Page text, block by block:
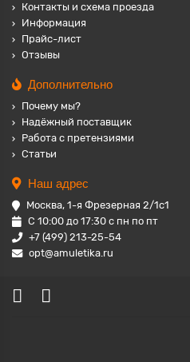
Контакты и схема проезда
Информация
Прайс-лист
Отзывы
Дополнительно
Почему мы?
Надёжный поставщик
Работа с претензиями
Статьи
Наш адрес
Москва, 1-я Фрезерная 2/1с1
С 10:00 до 17:30 с пн по пт
+7 (499) 213-25-54
opt@amuletika.ru